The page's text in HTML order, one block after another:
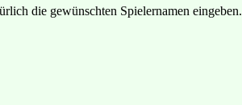
die gewünschten Spielernamen eingeben.